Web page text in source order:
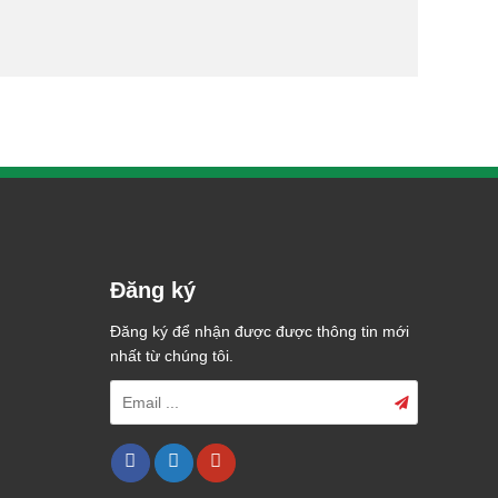
Đăng ký
Đăng ký để nhận được được thông tin mới
nhất từ chúng tôi.